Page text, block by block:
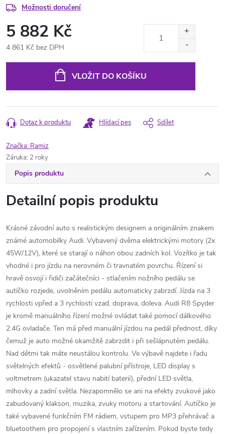
Možnosti doručení
5 882 Kč
4 861 Kč bez DPH
VLOŽIT DO KOŠÍKU
Dotaz k produktu Hlídací pes Sdílet
Značka: Ramiz
Záruka: 2 roky
Popis produktu
Detailní popis produktu
Krásné závodní auto s realistickým designem a originálním znakem
známé automobilky Audi. Vybavený dvěma elektrickými motory (2x
45W/12V), které se starají o náhon obou zadních kol. Vozítko je tak
vhodné i pro jízdu na nerovném či travnatém povrchu. Řízení si
hravě osvojí i řidiči začátečníci - stlačením nožního pedálu se
autíčko rozjede, uvolněním pedálu automaticky zabrzdí. Jízda na 3
rychlosti vpřed a 3 rychlosti vzad, doprava, doleva. Audi R8 Spyder
je kromě manuálního řízení možné ovládat také pomocí dálkového
2.4G ovladače. Ten má před manuální jízdou na pedál přednost, díky
čemuž je auto možné okamžitě zabrzdit i při sešlápnutém pedálu.
Nad dětmi tak máte neustálou kontrolu. Ve výbavě najdete i řadu
světelných efektů - osvětlené palubní přístroje, LED display s
voltmetrem (ukazatel stavu nabití baterií), přední LED světla,
mlhovky a zadní světla. Nezapomnělo se ani na efekty zvukové jako
zabudovaný klakson, muzika, zvuky motoru a startování. Autíčko je
také vybavené funkčním FM rádiem, vstupem pro MP3 přehrávač a
bluetoothem pro propojení s vlastním zařízením. Pokud byste tedy